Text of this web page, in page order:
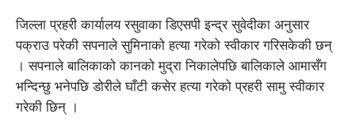
जिल्ला प्रहरी कार्यालय रसुवाका डिएसपी इन्द्र सुवेदीका अनुसार
पक्राउ परेकी सपनाले सुमिनाको हत्या गरेको स्वीकार गरिसकेकी छन्
। सपनाले बालिकाको कानको मुद्रा निकालेपछि बालिकाले आमासँग
भन्दिन्छु भनेपछि डोरीले घाँटी कसेर हत्या गरेको प्रहरी सामु स्वीकार
गरेकी छिन् ।